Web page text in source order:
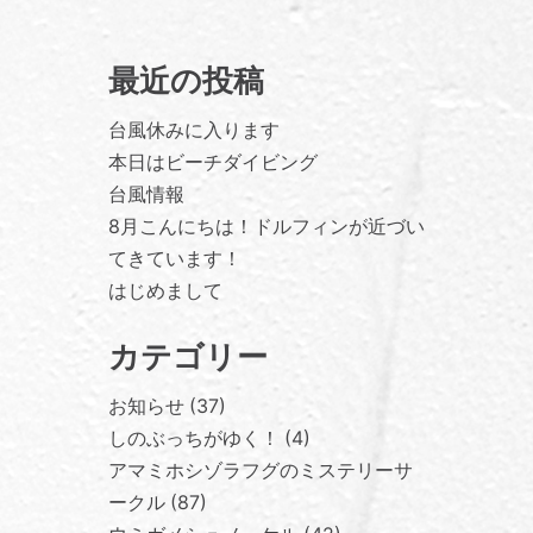
最近の投稿
台風休みに入ります
本日はビーチダイビング
台風情報
8月こんにちは！ドルフィンが近づい
てきています！
はじめまして
カテゴリー
お知らせ 37
しのぶっちがゆく！
4
アマミホシゾラフグのミステリーサ
ークル 87